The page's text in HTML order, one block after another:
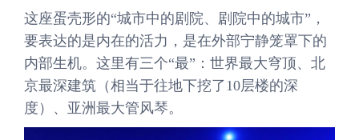
这座蛋壳形的“城市中的剧院、剧院中的城市”，
要表达的是内在的活力，是在外部宁静笼罩下的
内部生机。这里有三个“最”：世界最大穹顶、北
京最深建筑（相当于往地下挖了10层楼的深
度）、亚洲最大管风琴。